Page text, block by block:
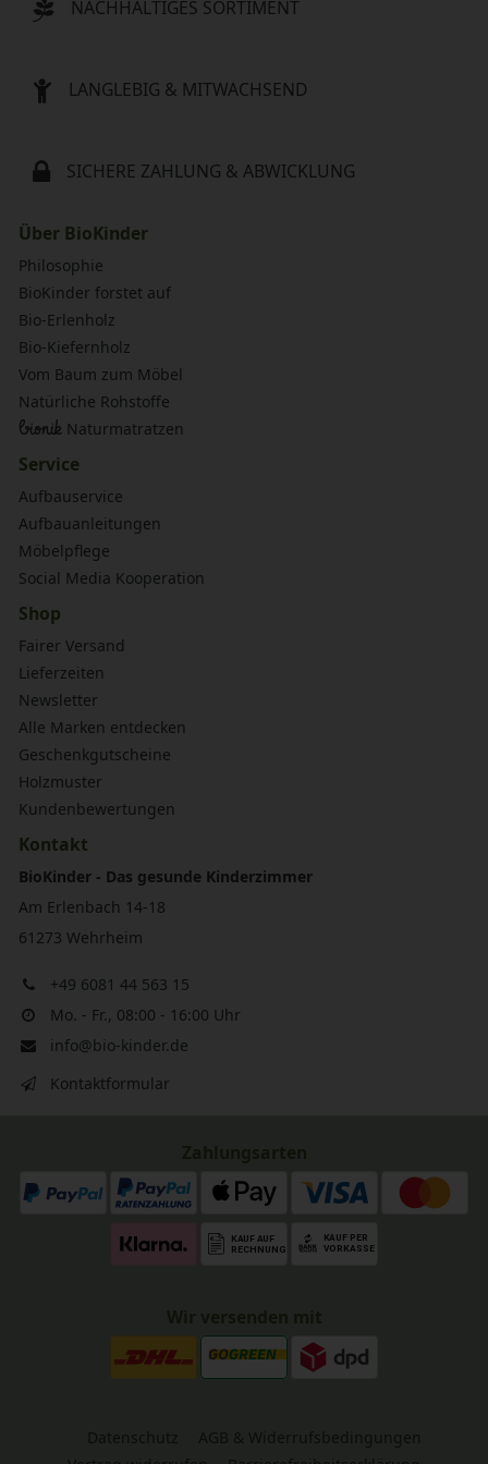
NACHHALTIGES SORTIMENT
LANGLEBIG & MITWACHSEND
SICHERE ZAHLUNG & ABWICKLUNG
Über BioKinder
Philosophie
BioKinder forstet auf
Bio-Erlenholz
Bio-Kiefernholz
Vom Baum zum Möbel
Natürliche Rohstoffe
bionik Naturmatratzen
Service
Aufbauservice
Aufbauanleitungen
Möbelpflege
Social Media Kooperation
Shop
Fairer Versand
Lieferzeiten
Newsletter
Alle Marken entdecken
Geschenkgutscheine
Holzmuster
Kundenbewertungen
Kontakt
BioKinder - Das gesunde Kinderzimmer
Am Erlenbach 14-18
61273 Wehrheim
+49 6081 44 563 15
Mo. - Fr., 08:00 - 16:00 Uhr
info@bio-kinder.de
Kontaktformular
Zahlungsarten
Wir versenden mit